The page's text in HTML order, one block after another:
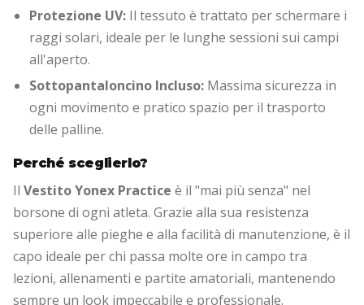
Protezione UV: Il tessuto è trattato per schermare i
raggi solari, ideale per le lunghe sessioni sui campi
all'aperto.
Sottopantaloncino Incluso: Massima sicurezza in
ogni movimento e pratico spazio per il trasporto
delle palline.
Perché sceglierlo?
Il Vestito Yonex Practice è il "mai più senza" nel
borsone di ogni atleta. Grazie alla sua resistenza
superiore alle pieghe e alla facilità di manutenzione, è il
capo ideale per chi passa molte ore in campo tra
lezioni, allenamenti e partite amatoriali, mantenendo
sempre un look impeccabile e professionale.